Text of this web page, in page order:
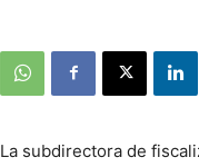
La subdirectora de